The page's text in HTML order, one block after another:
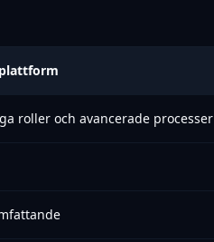
roller och avancerade processer